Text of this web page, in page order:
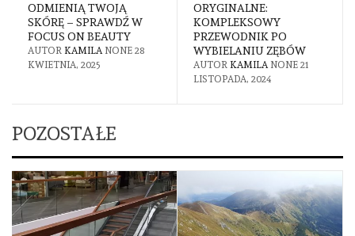
ORYGINALNE:
KOMPLEKSOWY
PRZEWODNIK PO
WYBIELANIU ZĘBÓW
AUTOR KAMILA
NARZĘDZIE NIEZBĘDNE
W PROFESJONALNEJ
PIELĘGNACJI STÓP
AUTOR KAMILANONE
LIPCA, 2024
POZOSTAŁE